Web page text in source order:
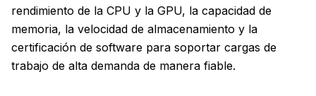
rendimiento de la CPU y la GPU, la capacidad de
memoria, la velocidad de almacenamiento y la
certificación de software para soportar cargas de
trabajo de alta demanda de manera fiable.